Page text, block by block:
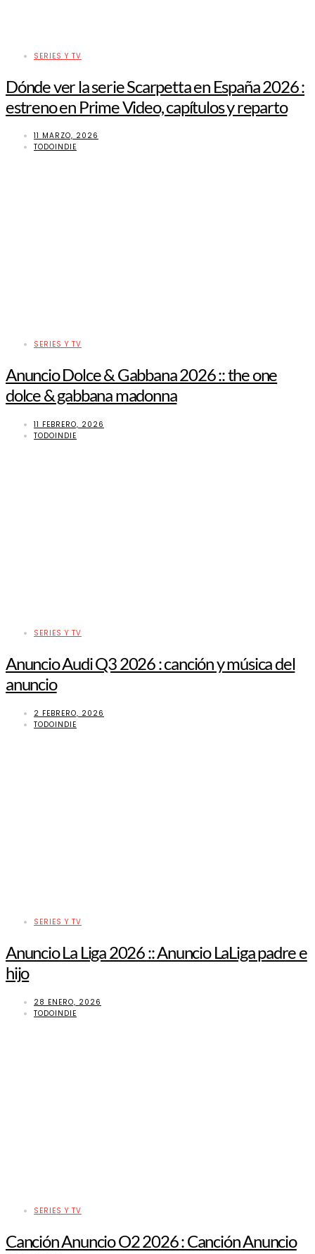
SERIES Y TV
Dónde ver la serie Scarpetta en España 2026 :
estreno en Prime Video, capítulos y reparto
11 MARZO, 2026
TODOINDIE
SERIES Y TV
Anuncio Dolce & Gabbana 2026 :: the one
dolce & gabbana madonna
11 FEBRERO, 2026
TODOINDIE
SERIES Y TV
Anuncio Audi Q3 2026 : canción y música del
anuncio
2 FEBRERO, 2026
TODOINDIE
SERIES Y TV
Anuncio La Liga 2026 :: Anuncio LaLiga padre e
hijo
28 ENERO, 2026
TODOINDIE
SERIES Y TV
Canción Anuncio O2 2026 : Canción Anuncio